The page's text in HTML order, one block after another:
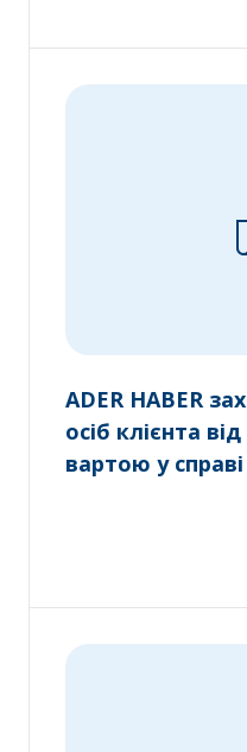
ADER HABER
осіб клієнта
вартою у